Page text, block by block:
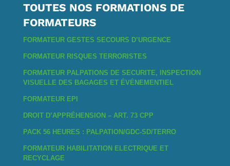
TOUTES NOS FORMATIONS DE
FORMATEURS
FORMATEUR GESTES SECOURS D’URGENCE
FORMATEUR RISQUES TERRORISTES
FORMATEUR PALPATIONS DE SECURITE, INSPECTION
VISUELLE DES BAGAGES ET ÉVÉNEMENTIEL
FORMATEUR EPI
DROIT D’APPRÉHENSION – ART. 73 CPP
PACK 56 HEURES : PALPATION/GDC-SD/TERRO
FORMATEUR HABILITATION ELECTRIQUE ET
RECYCLAGE